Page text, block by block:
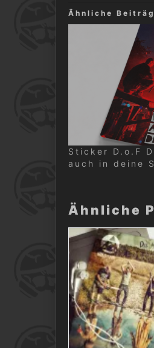
Ähnliche
Sticker D.o.F
auch in deine
Ähnliche